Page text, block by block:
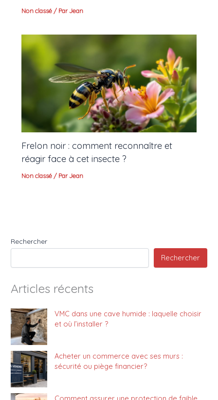
Non classé / ParJean
Frelon noir : comment reconnaître et
réagir face à cet insecte ?
Non classé / ParJean
Rechercher
Rechercher
Articles récents
VMC dans une cave humide : laquelle choisir
et où l’installer ?
Acheter un commerce avec ses murs :
sécurité ou piège financier?